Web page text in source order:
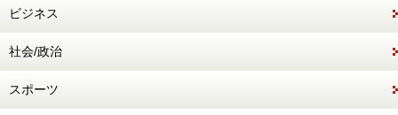
ビジネス
社会/政治
スポーツ